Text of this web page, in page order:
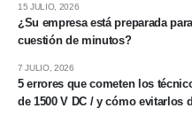
¿Su empresa está preparada
cuestión de minutos?
15 JULIO, 2026
5 errores que cometen los
de 1500 V DC / y cómo evitarlos
7 JULIO, 2026